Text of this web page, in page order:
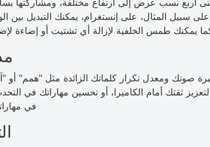
أربع نسب عرض إلى ارتفاع مختلفة، ومشاركتها
سبيل المثال، على إنستغرام، يمكنك التبديل بين
يمكنك طمس الخلفية لإزالة أي تشتيت أو إضاءة
صوتك ومعدل تكرار كلماتك الزائدة مثل "همم" أو
ثقتك أمام الكاميرا، أو تحسين مهاراتك في
في